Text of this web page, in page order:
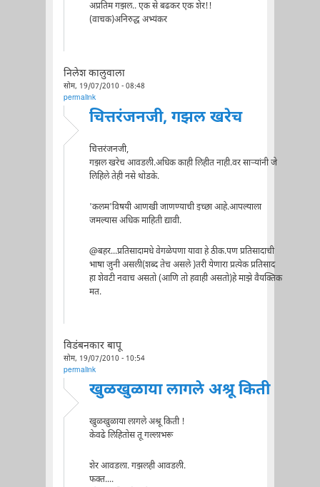
अप्रतिम गझल.. एक से बढकर एक शेर!!
(वाचक)अनिरुद्ध अभ्यंकर
निलेश कालुवाला
सोम, 19/07/2010 - 08:48
permalink
चित्तरंजनजी, गझल खरेच
चित्तरंजनजी,
गझल खरेच आवडली.अधिक काही लिहीत नाही.वर सार्‍यांनी जे
लिहिले तेही नसे थोडके.
'कलम'विषयी आणखी जाणण्याची इच्छा आहे.आपल्याला
जमल्यास अधिक माहिती द्यावी.
@बहर...प्रतिसादामधे वेगळेपणा यावा हे ठीक.पण प्रतिसादाची
भाषा जुनी असली(शब्द तेच असले )तरी येणारा प्रत्येक प्रतिसाद
हा शेवटी नवाच असतो (आणि तो हवाही असतो)हे माझे वैयक्तिक
मत.
विडंबनकार बापू
सोम, 19/07/2010 - 10:54
permalink
खुळखुळाया लागले अश्रू किती
खुळखुळाया लागले अश्रू किती !
केवढे लिहितोस तू गल्लाभरू
शेर आवडला. गझलही आवडली.
फक्त....